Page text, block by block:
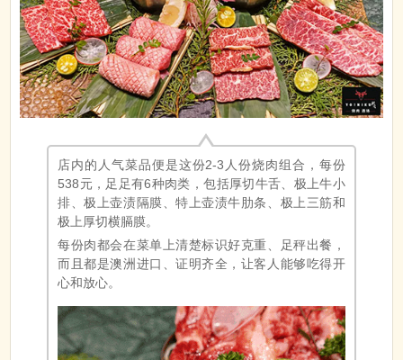
店内的人气菜品便是这份2-3人份烧肉组合，每份
538元，足足有6种肉类，包括厚切牛舌、极上牛小
排、极上壶渍隔膜、特上壶渍牛肋条、极上三筋和
极上厚切横膈膜。
每份肉都会在菜单上清楚标识好克重、足秤出餐，
而且都是澳洲进口、证明齐全，让客人能够吃得开
心和放心。